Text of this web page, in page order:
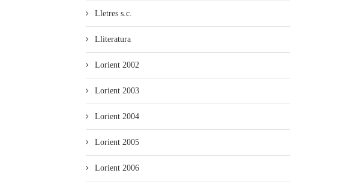
Lletres s.c.
Lliteratura
Lorient 2002
Lorient 2003
Lorient 2004
Lorient 2005
Lorient 2006